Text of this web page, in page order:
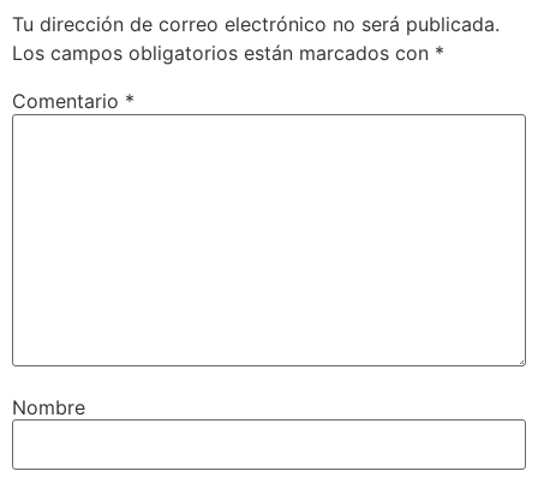
Tu dirección de correo electrónico no será publicada.
Los campos obligatorios están marcados con *
Comentario *
Nombre